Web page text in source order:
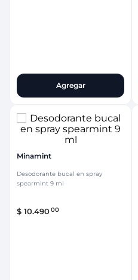
Agregar
Minamint
Desodorante bucal en spray
spearmint 9 ml
$ 10.49000